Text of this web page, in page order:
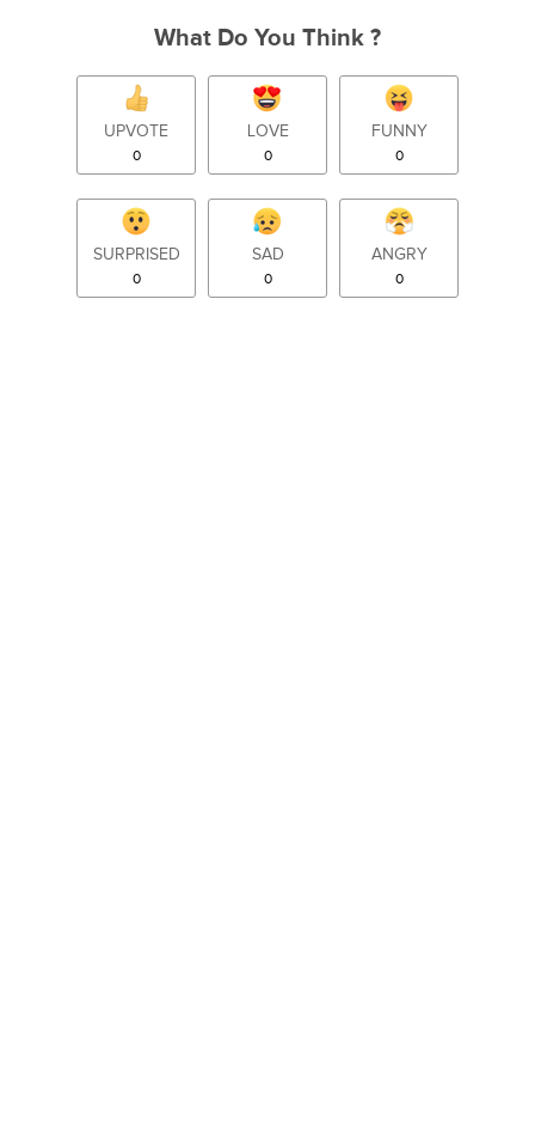
What Do You Think ?
UPVOTE
0
LOVE
0
FUNNY
0
SURPRISED
0
SAD
0
ANGRY
0